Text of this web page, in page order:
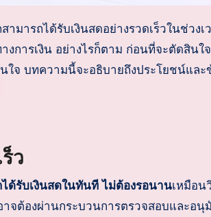
งการเงิน อย่างไรก็ตาม ก่อนที่จะตัดสิน
ใจ บทความนี้จะอธิบายถึงประโยชน์และ
ว
ด้รับเงินสดในทันที ไม่ต้องรอนานเหมือน
จต้องผ่านกระบวนการตรวจสอบและอ